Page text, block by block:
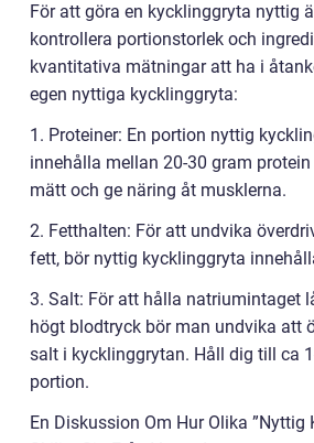
För att göra en kycklinggryta nyttig
kontrollera portionstorlek och
kvantitativa mätningar att ha i
egen nyttiga kycklinggryta:
1. Proteiner: En portion nyttig
innehålla mellan 20-30 gram
mätt och ge näring åt musklerna.
2. Fetthalten: För att undvika
fett, bör nyttig kycklinggryta
3. Salt: För att hålla natriumintaget
högt blodtryck bör man undvika att
salt i kycklinggrytan. Håll dig till ca
portion.
En Diskussion Om Hur Olika ”Nyttig